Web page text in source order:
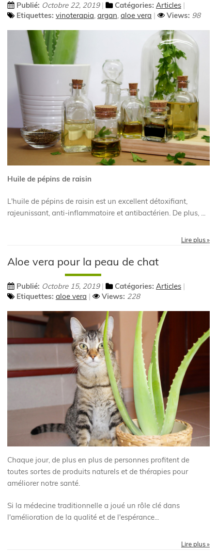
Publié: Octobre 22, 2019 Catégories: Articles
Etiquettes: vinoterapia, argan, aloe vera Views: 98
Huile de pépins de raisin
L'huile de pépins de raisin est un excellent détoxifiant,
rajeunissant, anti-inflammatoire et antibactérien. De plus, ...
Lire plus »
Aloe vera pour la peau de chat
Publié: Octobre 15, 2019 Catégories: Articles
Etiquettes: aloe vera Views: 228
Chaque jour, de plus en plus de personnes profitent de
toutes sortes de produits naturels et de thérapies pour
améliorer notre santé.
Si la médecine traditionnelle a joué un rôle clé dans
l'amélioration de la qualité et de l'espérance...
Lire plus »